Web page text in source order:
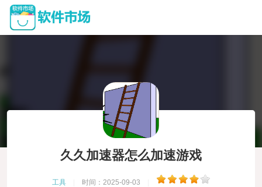
久久加速器怎么加速游戏
工具 时间：2025-09-03